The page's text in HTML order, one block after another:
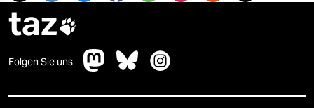
taz
Folgen Sie uns